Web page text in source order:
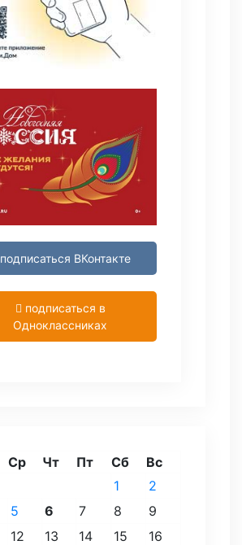
подписаться ВКонтакте
подписаться в
Одноклассниках
Ср Чт Пт Сб Вс
1
2
5 6 7 8
9
12 13 14 15
16